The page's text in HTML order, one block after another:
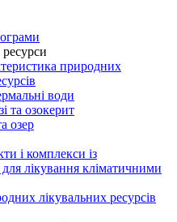
природних
води
та озокерит
озер
і комплекси із
лікування кліматичними
лікувальних ресурсів